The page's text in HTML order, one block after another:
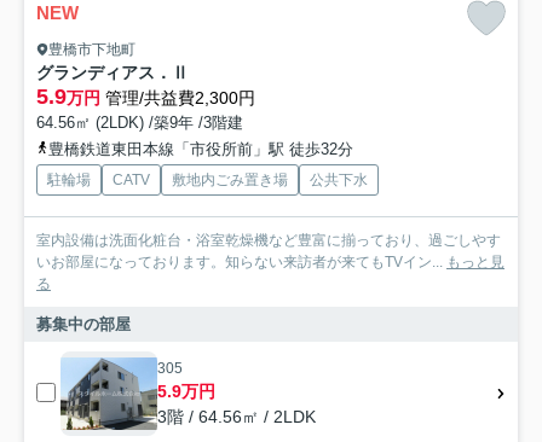
NEW
豊橋市下地町
グランディアス．Ⅱ
5.9万円 管理/共益費2,300円
64.56㎡ (2LDK) /築9年 /3階建
豊橋鉄道東田本線「市役所前」駅 徒歩32分
駐輪場 CATV 敷地内ごみ置き場 公共下水
室内設備は洗面化粧台・浴室乾燥機など豊富に揃っており、過ごしやす
いお部屋になっております。知らない来訪者が来てもTVイン...
もっと見
る
募集中の部屋
305
5.9万円
3階 / 64.56㎡ / 2LDK